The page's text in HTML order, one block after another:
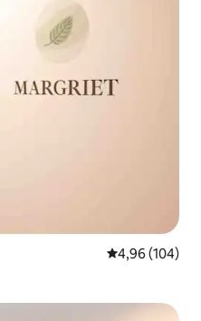
Prosječna
4,96 (104)